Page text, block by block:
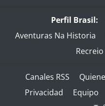
Perfil Brasil:
Aventuras Na Historia
Recreio
Canales RSS
Privacidad
Equipo